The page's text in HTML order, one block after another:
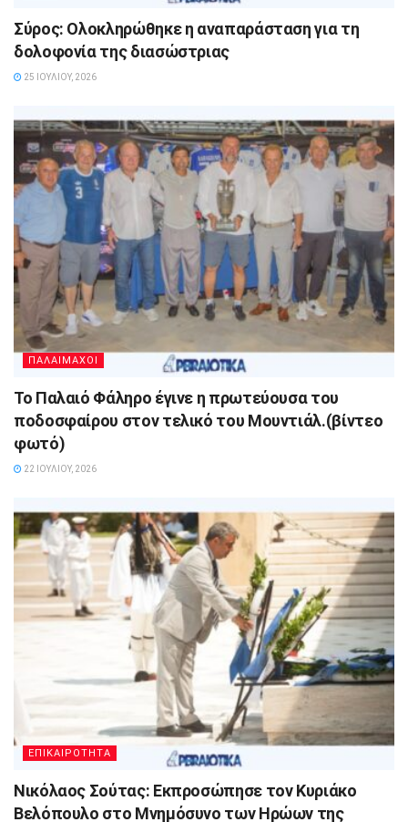
Σύρος: Ολοκληρώθηκε η αναπαράσταση για τη
δολοφονία της διασώστριας
25 ΙΟΥΛΊΟΥ, 2026
ΠΑΛΑΙΜΑΧΟΙ
Το Παλαιό Φάληρο έγινε η πρωτεύουσα του
ποδοσφαίρου στον τελικό του Μουντιάλ.(βίντεο
φωτό)
22 ΙΟΥΛΊΟΥ, 2026
ΕΠΙΚΑΙΡΟΤΗΤΑ
Νικόλαος Σούτας: Εκπροσώπησε τον Κυριάκο
Βελόπουλο στο Μνημόσυνο των Ηρώων της